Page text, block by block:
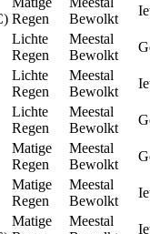
Regen
Bewolkt
Lichte
Regen
Meestal
Bewolkt
Lichte
Regen
Meestal
Bewolkt
Lichte
Regen
Meestal
Bewolkt
Matige
Regen
Meestal
Bewolkt
Matige
Regen
Meestal
Bewolkt
Matige
Meestal